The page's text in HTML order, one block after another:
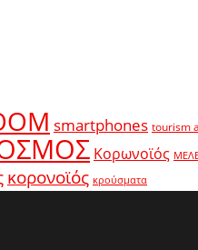
smartphones tourism
Κορωνοϊός
κορονοϊός κρούσματα